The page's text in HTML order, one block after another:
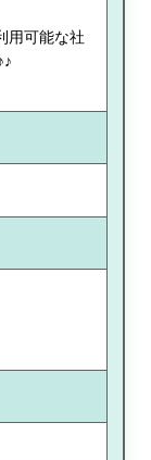
用可能な社